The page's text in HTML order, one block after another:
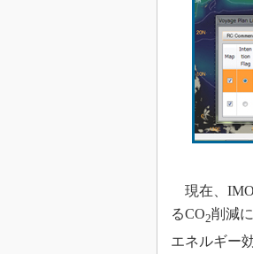
現在、IMO
るCO2削減
エネルギー